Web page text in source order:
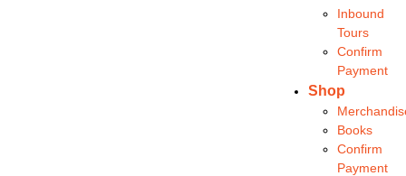
Inbound
Tours
Confirm
Payment
Shop
Books
Confirm
Payment